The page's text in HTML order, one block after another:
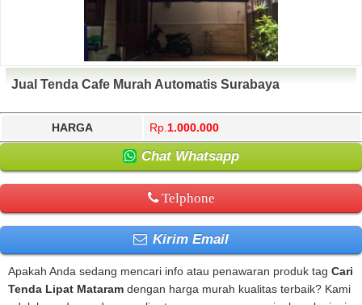
Jual Tenda Cafe Murah Automatis Surabaya
HARGA Rp. 1.000.000
Chat Whatsapp
Telphone
Kirim Email
Apakah Anda sedang mencari info atau penawaran produk tag Cari
Tenda Lipat Mataram dengan harga murah kualitas terbaik? Kami